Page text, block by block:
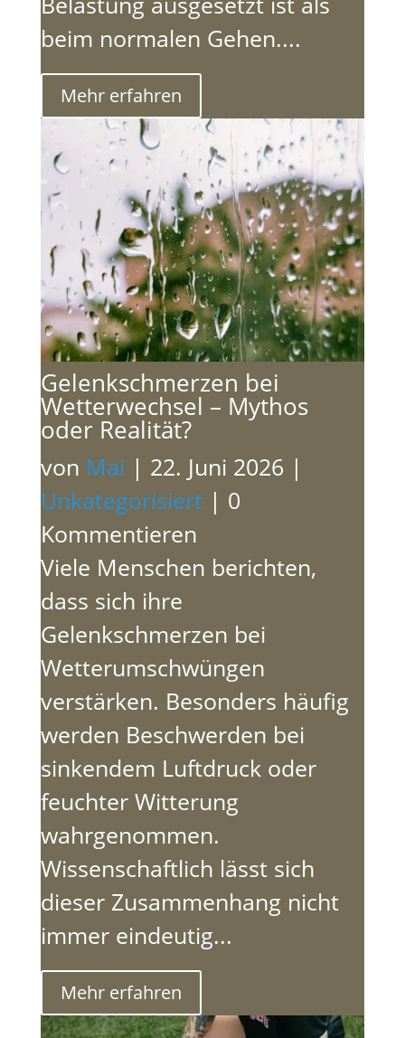
beim normalen Gehen....
Mehr erfahren
Gelenkschmerzen bei
Wetterwechsel – Mythos
oder Realität?
von Mai | 22. Juni 2026 |
Unkategorisiert| 0
Kommentieren
Viele Menschen berichten,
dass sich ihre
Gelenkschmerzen bei
Wetterumschwüngen
verstärken. Besonders häufig
werden Beschwerden bei
sinkendem Luftdruck oder
feuchter Witterung
wahrgenommen.
Wissenschaftlich lässt sich
dieser Zusammenhang nicht
immer eindeutig...
Mehr erfahren